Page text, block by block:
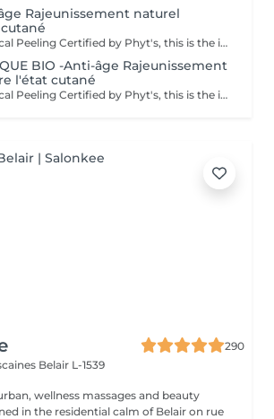
Rajeunissement naturel
Phyt's BIO Chemical Peeling Certified by Phyt's, this is the ideal solution to improve skin condition and effectively combat signs of aging. This advanced treatment combines the power of natural ingredients with the rigor of organic products to deliver visible and lasting results. BIO Certification: Benefit from certified organic products, ensuring a formulation that is respectful of your skin and the environment, while guaranteeing impeccable quality. Natural Ingredients: Enriched with natural actives, this peeling promotes cellular renewal, refines skin texture, and enhances the complexion for a more even and radiant appearance. Individual Ampoules: Each treatment is packaged in individual ampoules to ensure optimal hygiene, perfect freshness with each application, and precise dosing. Estheticians: Fatima Lisete Marie Francesca Mirza Déborah A regular skincare routine helps maintain skin elasticity, firmness, and radiance while preventing premature aging signs. Every treatment you give your skin is a step towards lasting and naturally rejuvenated beauty. Give your skin the best of nature with Phyt's BIO Chemical Peeling and discover revitalized and radiant skin!
BIO -Anti-âge Rajeunissement
l'état cutané
Phyt's BIO Chemical Peeling Certified by Phyt's, this is the ideal solution to improve skin condition and effectively combat signs of aging. This advanced treatment combines the power of natural ingredients with the rigor of organic products to deliver visible and lasting results. BIO Certification: Benefit from certified organic products, ensuring a formulation that is respectful of your skin and the environment, while guaranteeing impeccable quality. Natural Ingredients: Enriched with natural actives, this peeling promotes cellular renewal, refines skin texture, and enhances the complexion for a more even and radiant appearance. Individual Ampoules: Each treatment is packaged in individual ampoules to ensure optimal hygiene, perfect freshness with each application, and precise dosing. Estheticians: Fatima Lisete Marie Francesca Mirza Déborah A regular skincare routine helps maintain skin elasticity, firmness, and radiance while preventing premature aging signs. Every treatment you give your skin is a step towards lasting and naturally rejuvenated beauty. Give your skin the best of nature with Phyt's BIO Chemical Peeling and discover revitalized and radiant skin!
290
Belair L-1539
wellness massages and beauty
in the residential calm of Belair on rue